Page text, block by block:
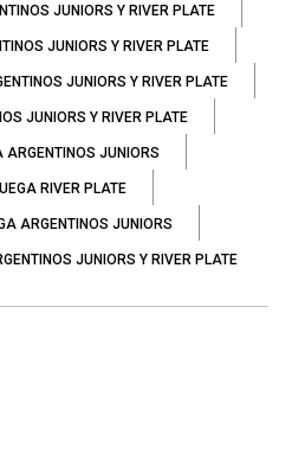
JUNIORS Y RIVER PLATE
JUNIORS Y RIVER PLATE
JUNIORS Y RIVER PLATE
JUNIORS Y RIVER PLATE
ARGENTINOS JUNIORS
RIVER PLATE
ARGENTINOS JUNIORS
JUNIORS Y RIVER PLATE